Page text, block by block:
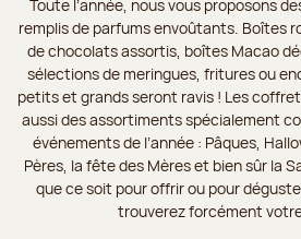
Toute l’année, nous vous proposons
remplis de parfums envoûtants. Boîtes
de chocolats assortis, boîtes Macao
sélections de meringues, fritures ou
petits et grands seront ravis ! Les
aussi des assortiments spécialement
événements de l’année : Pâques,
Pères, la fête des Mères et bien sûr la
que ce soit pour offrir ou pour
trouverez forcément